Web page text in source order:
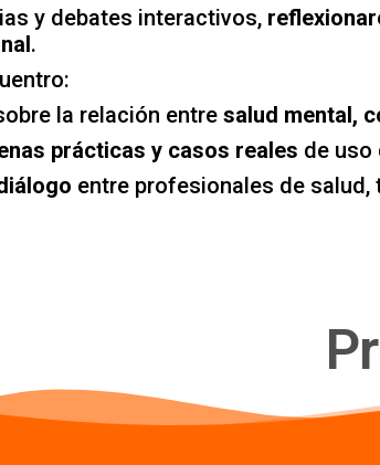
y debates interactivos,
.
la relación entre salud mental,
prácticas y casos reales de uso
entre profesionales de